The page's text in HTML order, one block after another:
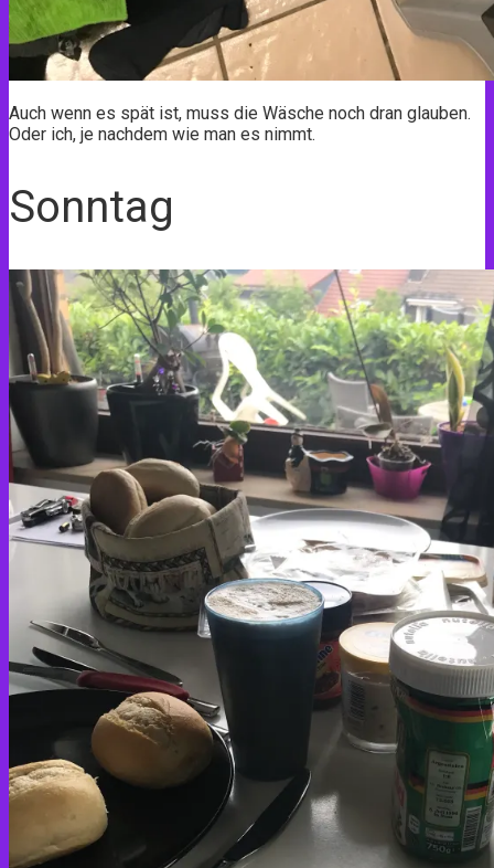
Auch wenn es spät ist, muss die Wäsche noch dran glauben.
Oder ich, je nachdem wie man es nimmt.
Sonntag